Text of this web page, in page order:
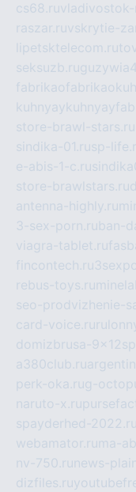
cs68.ruvladivostok-
raszar.ruvskrytie-
lipetsktelecom.ru
seksuzb.ru
store-brawl-stars.ru
sindika-01.rusp-
e-abis-1-c.ru
store-brawlstars.ru
antenna-highly.ru
3-sex-porn.ruban-
viagra-tablet.ru
fincontech.ru
rebus-toys.ru
seo-prodvizhenie-
card-voice.ru
domizbrusa-
a380club.ru
perk-oka.rug-
naruto-x.ru
spayderhed-2022.ru
webamator.ru ma-
nv-750.ru news-
dizfiles.ru